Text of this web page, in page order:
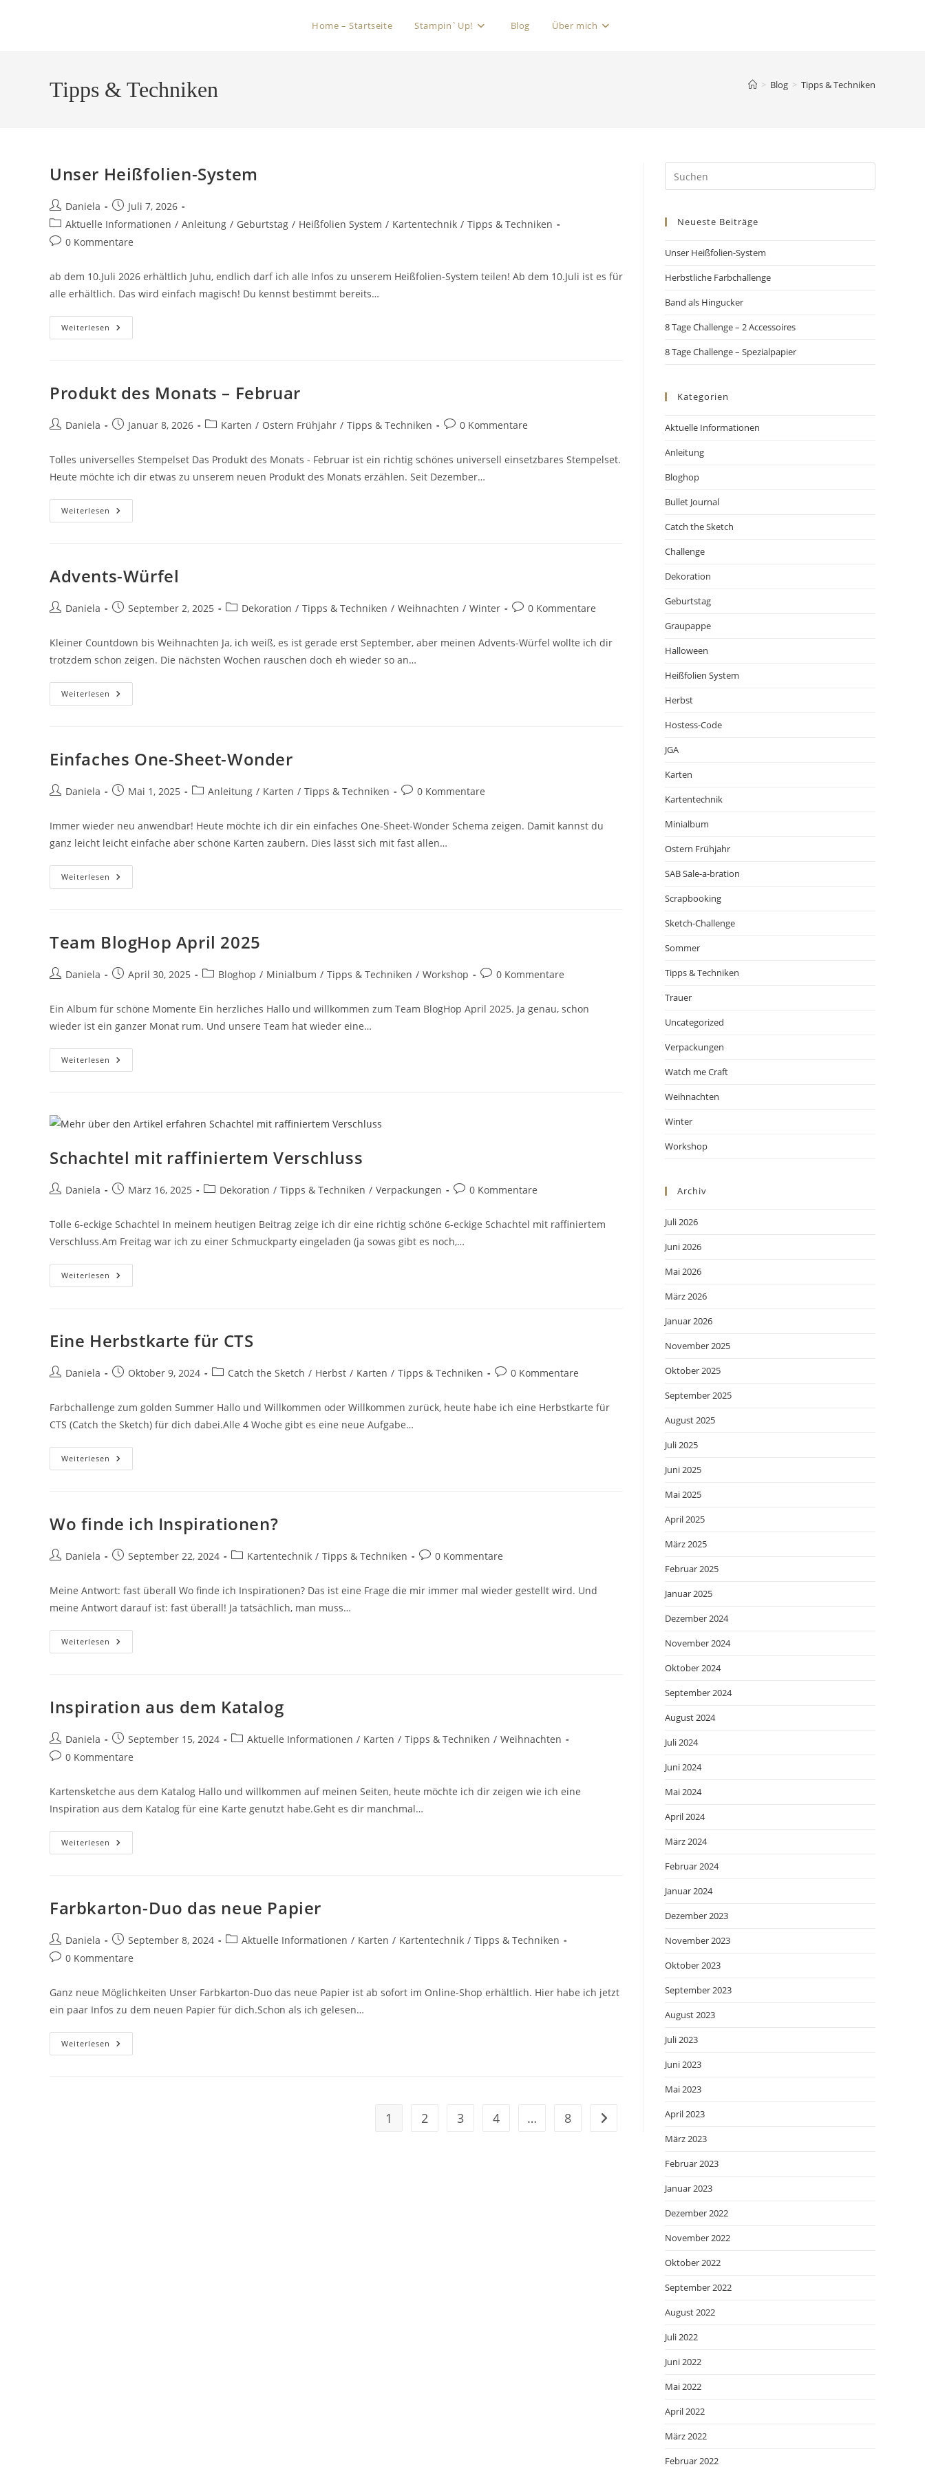
Home – Startseite Stampin`Up! Blog Über mich
Tipps & Techniken > Blog > Tipps & Techniken
Unser Heißfolien-System
Daniela
Juli 7, 2026
Aktuelle Informationen / Anleitung / Geburtstag / Heißfolien System / Kartentechnik / Tipps & Techniken
0 Kommentare
ab dem 10.Juli 2026 erhältlich Juhu, endlich darf ich alle Infos zu unserem Heißfolien-System teilen! Ab dem 10.Juli ist es für
alle erhältlich. Das wird einfach magisch! Du kennst bestimmt bereits…
Weiterlesen
Produkt des Monats – Februar
Daniela Januar 8, 2026 Karten / Ostern Frühjahr / Tipps & Techniken 0 Kommentare
Tolles universelles Stempelset Das Produkt des Monats - Februar ist ein richtig schönes universell einsetzbares Stempelset.
Heute möchte ich dir etwas zu unserem neuen Produkt des Monats erzählen. Seit Dezember…
Weiterlesen
Advents-Würfel
Daniela September 2, 2025 Dekoration / Tipps & Techniken / Weihnachten / Winter 0 Kommentare
Kleiner Countdown bis Weihnachten Ja, ich weiß, es ist gerade erst September, aber meinen Advents-Würfel wollte ich dir
trotzdem schon zeigen. Die nächsten Wochen rauschen doch eh wieder so an…
Weiterlesen
Einfaches One-Sheet-Wonder
Daniela Mai 1, 2025 Anleitung / Karten / Tipps & Techniken 0 Kommentare
Immer wieder neu anwendbar! Heute möchte ich dir ein einfaches One-Sheet-Wonder Schema zeigen. Damit kannst du
ganz leicht leicht einfache aber schöne Karten zaubern. Dies lässt sich mit fast allen…
Weiterlesen
Team BlogHop April 2025
Daniela April 30, 2025 Bloghop / Minialbum / Tipps & Techniken / Workshop 0 Kommentare
Ein Album für schöne Momente Ein herzliches Hallo und willkommen zum Team BlogHop April 2025. Ja genau, schon
wieder ist ein ganzer Monat rum. Und unsere Team hat wieder eine…
Weiterlesen
Schachtel mit raffiniertem Verschluss
Daniela März 16, 2025 Dekoration / Tipps & Techniken / Verpackungen 0 Kommentare
Tolle 6-eckige Schachtel In meinem heutigen Beitrag zeige ich dir eine richtig schöne 6-eckige Schachtel mit raffiniertem
Verschluss.Am Freitag war ich zu einer Schmuckparty eingeladen (ja sowas gibt es noch,…
Weiterlesen
Eine Herbstkarte für CTS
Daniela Oktober 9, 2024 Catch the Sketch / Herbst / Karten / Tipps & Techniken 0 Kommentare
Farbchallenge zum golden Summer Hallo und Willkommen oder Willkommen zurück, heute habe ich eine Herbstkarte für
CTS (Catch the Sketch) für dich dabei.Alle 4 Woche gibt es eine neue Aufgabe…
Weiterlesen
Wo finde ich Inspirationen?
Daniela September 22, 2024 Kartentechnik / Tipps & Techniken 0 Kommentare
Meine Antwort: fast überall Wo finde ich Inspirationen? Das ist eine Frage die mir immer mal wieder gestellt wird. Und
meine Antwort darauf ist: fast überall! Ja tatsächlich, man muss…
Weiterlesen
Inspiration aus dem Katalog
Daniela September 15, 2024 Aktuelle Informationen / Karten / Tipps & Techniken / Weihnachten
0 Kommentare
Kartensketche aus dem Katalog Hallo und willkommen auf meinen Seiten, heute möchte ich dir zeigen wie ich eine
Inspiration aus dem Katalog für eine Karte genutzt habe.Geht es dir manchmal…
Weiterlesen
Farbkarton-Duo das neue Papier
Daniela September 8, 2024 Aktuelle Informationen / Karten / Kartentechnik / Tipps & Techniken
0 Kommentare
Ganz neue Möglichkeiten Unser Farbkarton-Duo das neue Papier ist ab sofort im Online-Shop erhältlich. Hier habe ich jetzt
ein paar Infos zu dem neuen Papier für dich.Schon als ich gelesen…
Weiterlesen
1 2 3 4 … 8
Neueste Beiträge
Unser Heißfolien-System
Herbstliche Farbchallenge
Band als Hingucker
8 Tage Challenge – 2 Accessoires
8 Tage Challenge – Spezialpapier
Kategorien
Aktuelle Informationen
Anleitung
Bloghop
Bullet Journal
Catch the Sketch
Challenge
Dekoration
Geburtstag
Graupappe
Halloween
Heißfolien System
Herbst
Hostess-Code
JGA
Karten
Kartentechnik
Minialbum
Ostern Frühjahr
SAB Sale-a-bration
Scrapbooking
Sketch-Challenge
Sommer
Tipps & Techniken
Trauer
Uncategorized
Verpackungen
Watch me Craft
Weihnachten
Winter
Workshop
Archiv
Juli 2026
Juni 2026
Mai 2026
März 2026
Januar 2026
November 2025
Oktober 2025
September 2025
August 2025
Juli 2025
Juni 2025
Mai 2025
April 2025
März 2025
Februar 2025
Januar 2025
Dezember 2024
November 2024
Oktober 2024
September 2024
August 2024
Juli 2024
Juni 2024
Mai 2024
April 2024
März 2024
Februar 2024
Januar 2024
Dezember 2023
November 2023
Oktober 2023
September 2023
August 2023
Juli 2023
Juni 2023
Mai 2023
April 2023
März 2023
Februar 2023
Januar 2023
Dezember 2022
November 2022
Oktober 2022
September 2022
August 2022
Juli 2022
Juni 2022
Mai 2022
April 2022
März 2022
Februar 2022